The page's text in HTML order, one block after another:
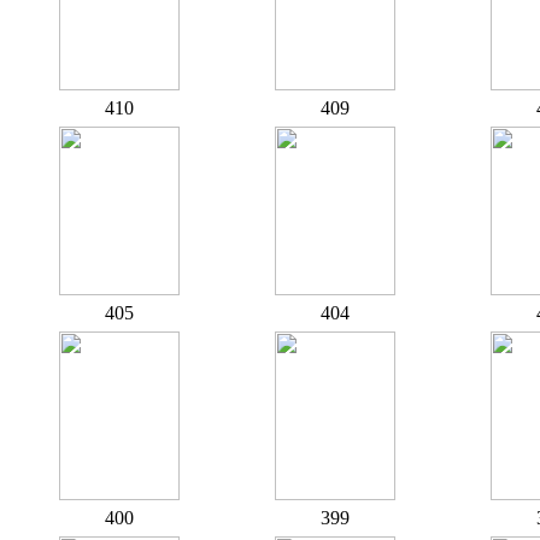
410 409
405 404
400 399